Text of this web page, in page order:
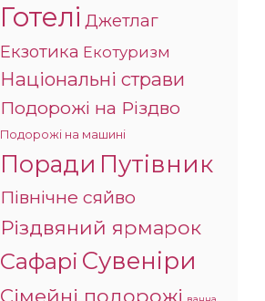
Готелі Джетлаг
Екзотика Екотуризм
Національні страви
Подорожі на Різдво
Подорожі на машині
Поради Путівник
Північне сяйво
Різдвяний ярмарок
Сафарі Сувеніри
Сімейні подорожі